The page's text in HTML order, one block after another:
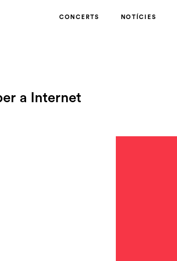
CONCERTS NOTÍCIES
a Internet